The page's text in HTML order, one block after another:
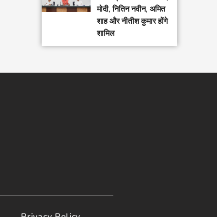
मोदी, नितिन नवीन, अमित
शाह और नीतीश कुमार होंगे
शामिल